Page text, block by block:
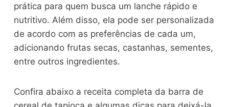
prática para quem busca um lanche rápido e
nutritivo. Além disso, ela pode ser personalizada
de acordo com as preferências de cada um,
adicionando frutas secas, castanhas, sementes,
entre outros ingredientes.
Confira abaixo a receita completa da barra de